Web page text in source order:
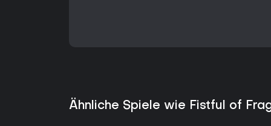
Ähnliche Spiele wie Fistful of